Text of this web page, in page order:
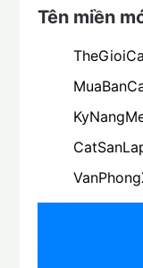
Tên miền